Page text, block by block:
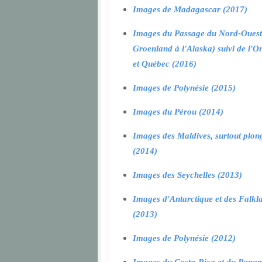
Images de Madagascar (2017)
Images du Passage du Nord-
Groenland à l'Alaska) suivi de
et Québec (2016)
Images de Polynésie (2015)
Images du Pérou (2014)
Images des Maldives, surtout
(2014)
Images des Seychelles (2013)
Images d'Antarctique et des
(2013)
Images de Polynésie (2012)